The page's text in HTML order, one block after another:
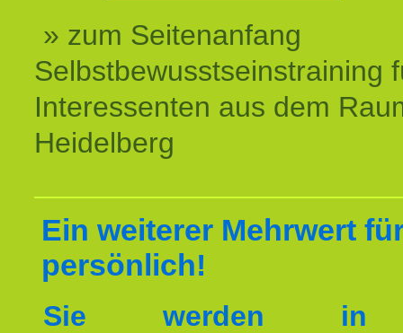
» zum Seitenanfang
Selbstbewusstseinstraining
Interessenten aus dem
Heidelberg
Ein weiterer Mehrwert
persönlich!
Sie werden in